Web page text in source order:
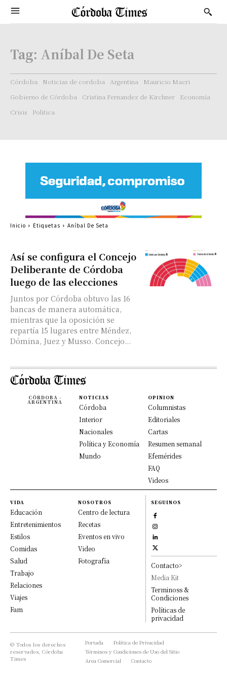
Tag: Aníbal De Seta
Córdoba Noticias de cordoba Argentina
Mauricio Macri
Gobierno de Córdoba
Cristina Fernandez de Kirchner
Economía
Crisis
Politica
Así se configura el Concejo
Deliberante de Córdoba
luego de las elecciones
Juntos por Córdoba obtuvo las 16
bancas de manera automática,
mientras que la oposición se
repartía 15 lugares entre Méndez,
Dómina, Juez y Musso. Concejo...
Inicio Etiquetas Aníbal De Seta
CÓRDOBA -
ARGENTINA
NOTICIAS
Córdoba
Interior
Nacionales
Política y Economía
Mundo
OPINION
Columnistas
Editoriales
Cartas
Resumen semanal
Efemérides
FAQ
Videos
VIDA
Educación
Entretenimientos
Estilos
Comidas
Salud
Trabajo
Relaciones
Viajes
Fam
NOSOTROS
Centro de lectura
Recetas
Eventos en vivo
Video
Fotografía
SEGUINOS
Contacto>
Media Kit
Terminoss &
Condiciones
Políticas de
privacidad
© Todos los derechos
reservados, Córdoba
Times
Portada
Política de Privacidad
Términos y Condiciones de Uso del Sitio
Area Comercial
Contacto